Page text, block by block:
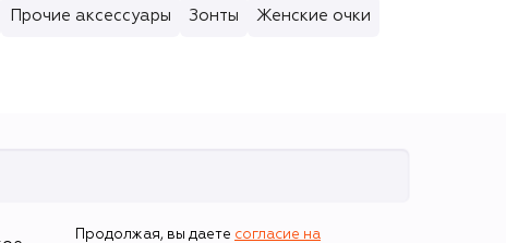
Прочие аксессуары Зонты Женские очки
Продолжая, вы даете согласие на